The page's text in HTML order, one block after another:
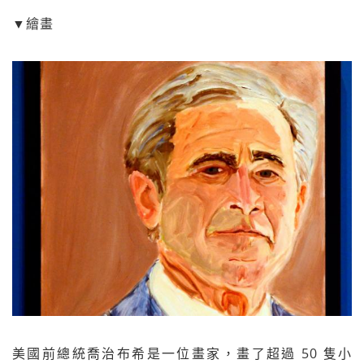
▼繪畫
美國前總統喬治布希是一位畫家，畫了超過 50 隻小